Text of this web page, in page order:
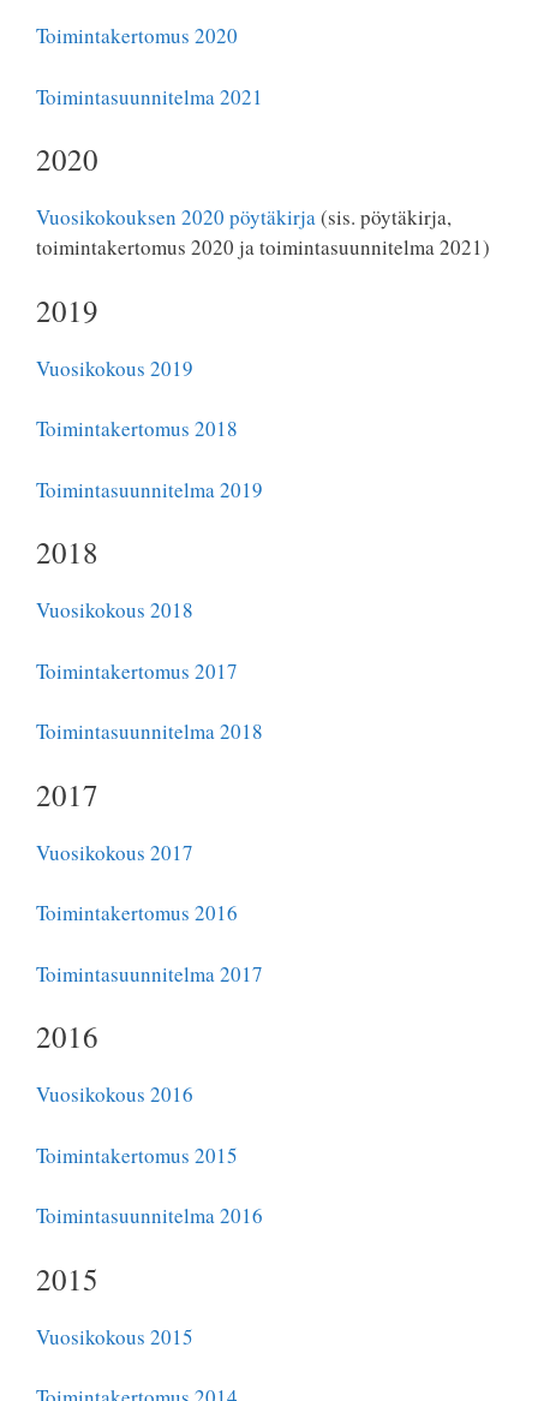
Toimintakertomus 2020
Toimintasuunnitelma 2021
2020
Vuosikokouksen 2020 pöytäkirja(sis. pöytäkirja,
toimintakertomus 2020 ja toimintasuunnitelma 2021)
2019
Vuosikokous 2019
Toimintakertomus 2018
Toimintasuunnitelma 2019
2018
Vuosikokous 2018
Toimintakertomus 2017
Toimintasuunnitelma 2018
2017
Vuosikokous 2017
Toimintakertomus 2016
Toimintasuunnitelma 2017
2016
Vuosikokous 2016
Toimintakertomus 2015
Toimintasuunnitelma 2016
2015
Vuosikokous 2015